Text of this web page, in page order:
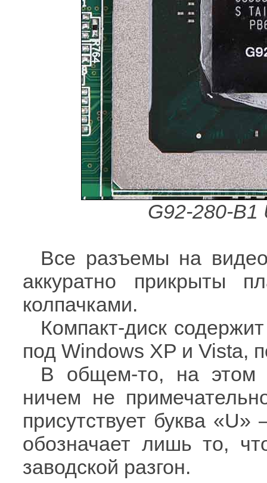
G92-280-B1
Все разъемы на
аккуратно прикрыты
колпачками.
Компакт-диск
под Windows XP и Vista,
В общем-то, на этом
ничем не
присутствует буква «U»
обозначает лишь то,
заводской разгон.